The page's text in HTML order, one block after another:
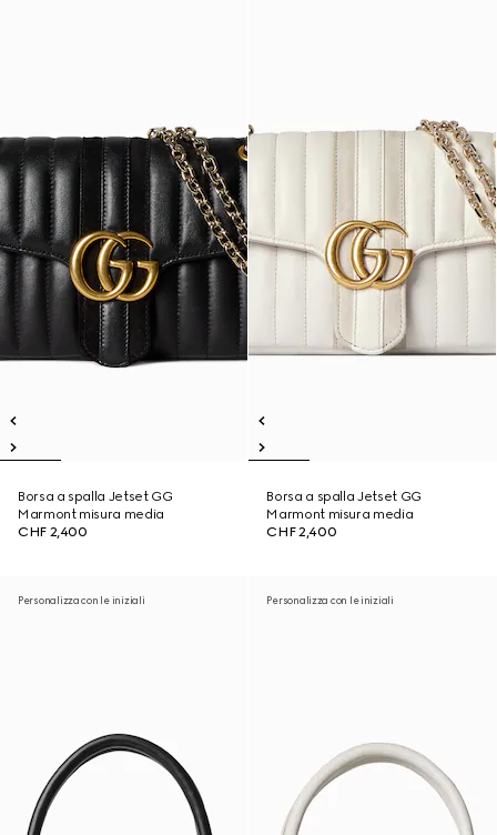
Borsa a spalla Jetset GG
Marmont misura media
CHF 2,400
Borsa a spalla Jetset GG
Marmont misura media
CHF 2,400
Personalizza con le iniziali Personalizza con le iniziali